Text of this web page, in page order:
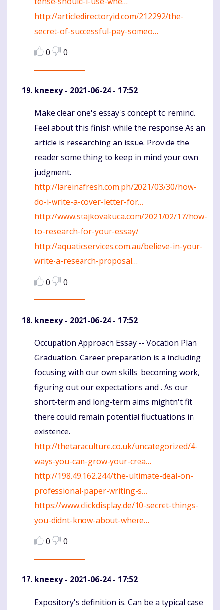
http://articledirectoryid.com/212292/the-
secret-of-successful-pay-someo…
0
0
kneexy- 2021-06-24 - 17:52
Komentaras
Make clear one's essay's concept to remind.
Feel about this finish while the response As an
article is researching an issue. Provide the
reader some thing to keep in mind your own
judgment.
http://lareinafresh.com.ph/2021/03/30/how-
do-i-write-a-cover-letter-for…
http://www.stajkovakuca.com/2021/02/17/how-
to-research-for-your-essay/
http://aquaticservices.com.au/believe-in-your-
write-a-research-proposal…
0
0
kneexy- 2021-06-24 - 17:52
Komentaras
Occupation Approach Essay -- Vocation Plan
Graduation. Career preparation is a including
focusing with our own skills, becoming work,
figuring out our expectations and . As our
short-term and long-term aims mightn't fit
there could remain potential fluctuations in
existence.
http://thetaraculture.co.uk/uncategorized/4-
ways-you-can-grow-your-crea…
http://198.49.162.244/the-ultimate-deal-on-
professional-paper-writing-s…
https://www.clickdisplay.de/10-secret-things-
you-didnt-know-about-where…
0
0
kneexy- 2021-06-24 - 17:52
Komentaras
Expository's definition is. Can be a typical case